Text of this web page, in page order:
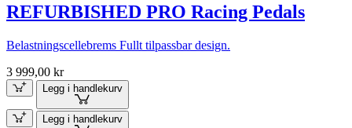
REFURBISHED PRO Racing Pedals
Belastningscellebrems Fullt tilpassbar design.
3 999,00 kr
Legg i handlekurv
Legg i handlekurv